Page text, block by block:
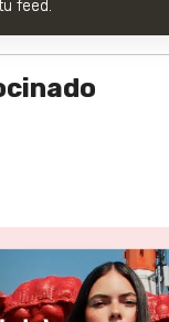
feed.